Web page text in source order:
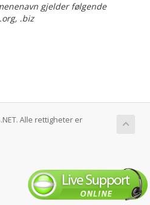
gjelder følgende
.biz
Alle rettigheter er